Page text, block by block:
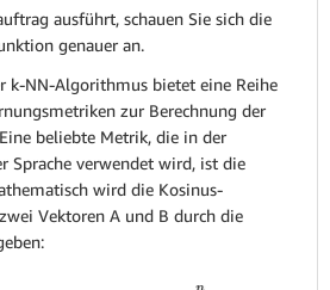
ausführt, schauen Sie sich die
genauer an.
k-NN-Algorithmus bietet eine Reihe
zur Berechnung der
beliebte Metrik, die in der
Sprache verwendet wird, ist die
wird die Kosinus-
Vektoren A und B durch die